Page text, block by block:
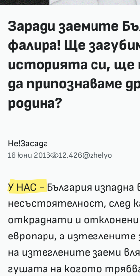
Заради заемите
фалира! Ще
историята си, ще
да припознаваме
родина?
Не!Засада
16 юни 2016 12,426@zhelyo
У НАС -България изпадна
несъстоятелност, след
откраднати и
европари, а изтеглените
на изтеглените заеми
гушата на когото